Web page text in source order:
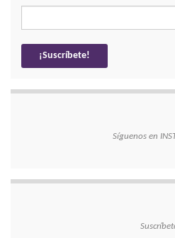
Síguenos en